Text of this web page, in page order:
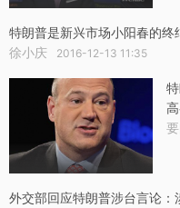
特朗普是新兴市场小阳春的终
徐小庆 2016-12-13 11:35
外交部回应特朗普涉台言论：